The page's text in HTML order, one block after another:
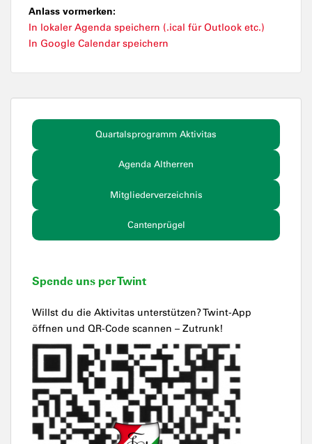
Anlass vormerken:
In lokaler Agenda speichern (.ical für Outlook etc.)
In Google Calendar speichern
Quartalsprogramm Aktivitas
Agenda Altherren
Mitgliederverzeichnis
Cantenprügel
Spende uns per Twint
Willst du die Aktivitas unterstützen? Twint-App
öffnen und QR-Code scannen – Zutrunk!